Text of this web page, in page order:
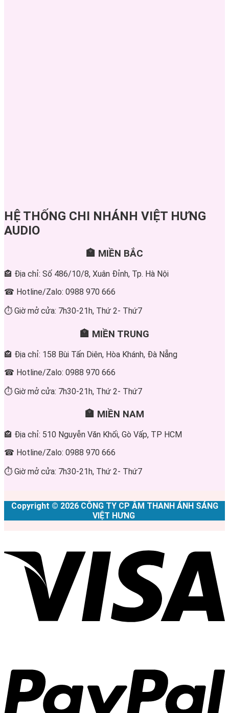
HỆ THỐNG CHI NHÁNH VIỆT HƯNG
AUDIO
🏣 MIỀN BẮC
🏤 Địa chỉ: Số 486/10/8, Xuân Đỉnh, Tp. Hà Nội
☎ Hotline/Zalo: 0988 970 666
⏱ Giờ mở cửa: 7h30-21h, Thứ 2- Thứ7
🏣 MIỀN TRUNG
🏤 Địa chỉ: 158 Bùi Tấn Diên, Hòa Khánh, Đà Nẵng
☎ Hotline/Zalo: 0988 970 666
⏱ Giờ mở cửa: 7h30-21h, Thứ 2- Thứ7
🏣 MIỀN NAM
🏤 Địa chỉ: 510 Nguyễn Văn Khối, Gò Vấp, TP HCM
☎ Hotline/Zalo: 0988 970 666
⏱ Giờ mở cửa: 7h30-21h, Thứ 2- Thứ7
Copyright © 2026 CÔNG TY CP ÂM THANH ÁNH SÁNG
VIỆT HƯNG